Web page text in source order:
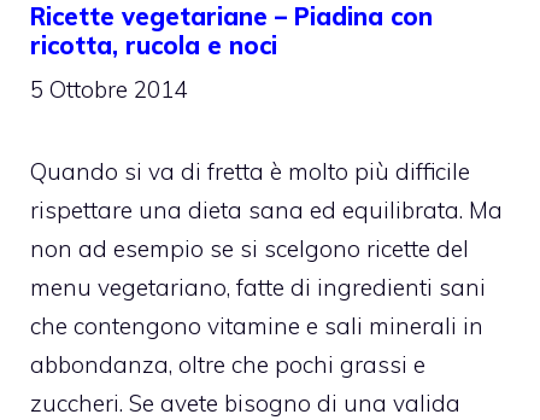
Ricette vegetariane – Piadina con
ricotta, rucola e noci
5 Ottobre 2014
Quando si va di fretta è molto più difficile
rispettare una dieta sana ed equilibrata. Ma
non ad esempio se si scelgono ricette del
menu vegetariano, fatte di ingredienti sani
che contengono vitamine e sali minerali in
abbondanza, oltre che pochi grassi e
zuccheri. Se avete bisogno di una valida